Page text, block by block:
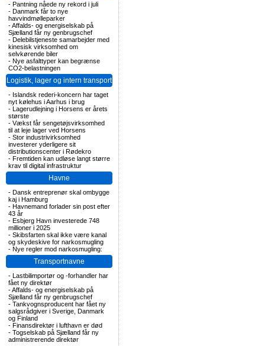
- Pantning nåede ny rekord i juli
- Danmark får to nye
havvindmølleparker
-Affalds- og energiselskab på
Sjælland får ny genbrugschef
- Delebilstjeneste samarbejder med
kinesisk virksomhed om
selvkørende biler
- Nye asfalttyper kan begrænse
CO2-belastningen
Logistik, lager og intern transport
- Islandsk rederi-koncern har taget
nyt kølehus i Aarhus i brug
- Lagerudlejning i Horsens er årets
største
- Vækst får sengetøjsvirksomhed
til at leje lager ved Horsens
- Stor industrivirksomhed
investerer yderligere sit
distributionscenter i Rødekro
- Fremtiden kan udløse langt større
krav til digital infrastruktur
Havne
- Dansk entreprenør skal ombygge
kaj i Hamburg
- Havnemand forlader sin post efter
43 år
- Esbjerg Havn investerede 748
millioner i 2025
- Skibsfarten skal ikke være kanal
og skydeskive for narkosmugling
- Nye regler mod narkosmugling:
Transportnavne
- Lastbilimportør og -forhandler har
fået ny direktør
-Affalds- og energiselskab på
Sjælland får ny genbrugschef
- Tankvognsproducent har fået ny
salgsrådgiver i Sverige, Danmark
og Finland
- Finansdirektør i lufthavn er død
- Togselskab på Sjælland får ny
administrerende direktør